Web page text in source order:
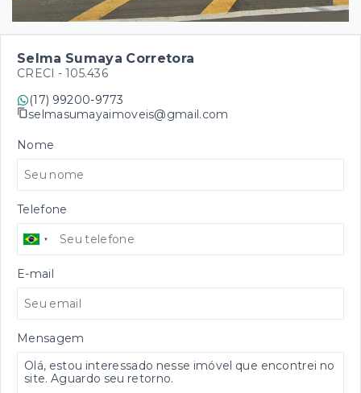
Selma Sumaya Corretora
CRECI - 105.436
(17) 99200-9773
selmasumayaimoveis@gmail.com
Nome
Telefone
E-mail
Mensagem